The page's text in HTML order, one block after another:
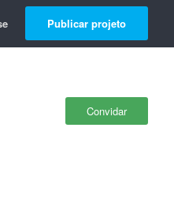
Publicar projeto
Convidar